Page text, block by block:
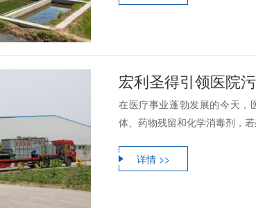
宏利圣得引领医院
在医疗事业蓬勃发展的今天，
体、药物残留和化学消毒剂，
详情 >>